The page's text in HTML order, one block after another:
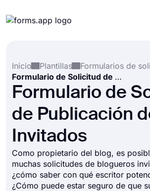
Integraciones
Plantillas
Recursos
Inicio
Plantillas
Formularios de
Formulario de Solicitud de Publicación de Invitados
Formulario de
de Publicación
Invitados
Como propietario del blog, es
muchas solicitudes de blogueros
¿cómo saber con qué escritor
¿Cómo puede estar seguro de que